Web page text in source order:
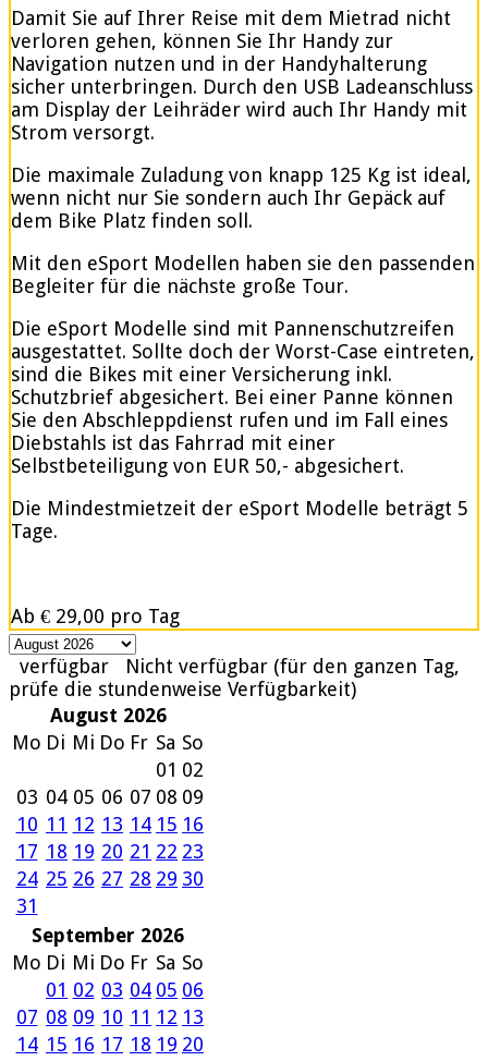
Damit Sie auf Ihrer Reise mit dem Mietrad nicht
verloren gehen, können Sie Ihr Handy zur
Navigation nutzen und in der Handyhalterung
sicher unterbringen. Durch den USB Ladeanschluss
am Display der Leihräder wird auch Ihr Handy mit
Strom versorgt.
Die maximale Zuladung von knapp 125 Kg ist ideal,
wenn nicht nur Sie sondern auch Ihr Gepäck auf
dem Bike Platz finden soll.
Mit den eSport Modellen haben sie den passenden
Begleiter für die nächste große Tour.
Die eSport Modelle sind mit Pannenschutzreifen
ausgestattet. Sollte doch der Worst-Case eintreten,
sind die Bikes mit einer Versicherung inkl.
Schutzbrief abgesichert. Bei einer Panne können
Sie den Abschleppdienst rufen und im Fall eines
Diebstahls ist das Fahrrad mit einer
Selbstbeteiligung von EUR 50,- abgesichert.
Die Mindestmietzeit der eSport Modelle beträgt 5
Tage.
Ab € 29,00 pro Tag
verfügbar
Nicht verfügbar (für den ganzen Tag,
prüfe die stundenweise Verfügbarkeit)
August 2026
Mo Di Mi Do Fr Sa So
01 02
03 04 05 06 07 08 09
10 11 12 13 14 15 16
17 18 19 20 21 22 23
24 25 26 27 28 29 30
31
September 2026
Mo Di Mi Do Fr Sa So
01 02 03 04 05 06
07 08 09 10 11 12 13
14 15 16 17 18 19 20